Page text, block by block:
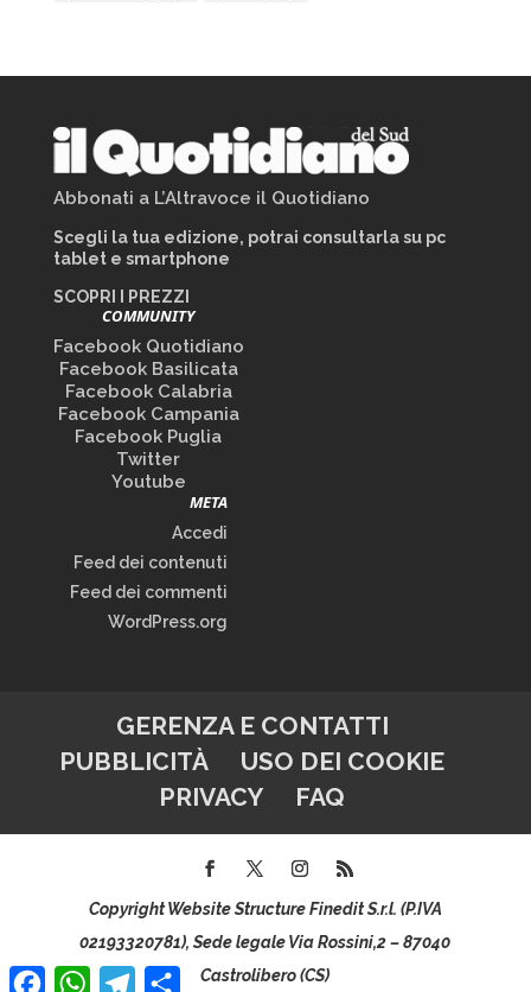
Abbonati a L’Altravoce il Quotidiano
Scegli la tua edizione, potrai consultarla su pc
tablet e smartphone
SCOPRI I PREZZI
COMMUNITY
Facebook Quotidiano
Facebook Basilicata
Facebook Calabria
Facebook Campania
Facebook Puglia
Twitter
Youtube
META
Accedi
Feed dei contenuti
Feed dei commenti
WordPress.org
GERENZA E CONTATTI
PUBBLICITÀ
USO DEI COOKIE
PRIVACY
FAQ
Copyright Website Structure Finedit S.r.l. (P.IVA
02193320781), Sede legale Via Rossini,2 – 87040
Castrolibero (CS)
Facebook
WhatsAppTelegram
Condividi